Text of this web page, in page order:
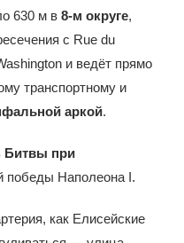
630 м в8-м округе,
с Rue du
и ведёт прямо
транспортному и
аркой.
Битвы при
победы Наполеона I.
как Елисейские